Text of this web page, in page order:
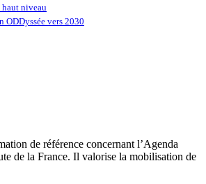
niveau
ODDyssée vers 2030
de référence concernant l’Agenda
de la France. Il valorise la mobilisation de